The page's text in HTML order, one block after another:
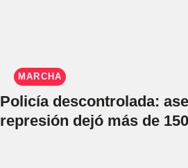
MARCHA
Policía descontrolada:
represión dejó más de